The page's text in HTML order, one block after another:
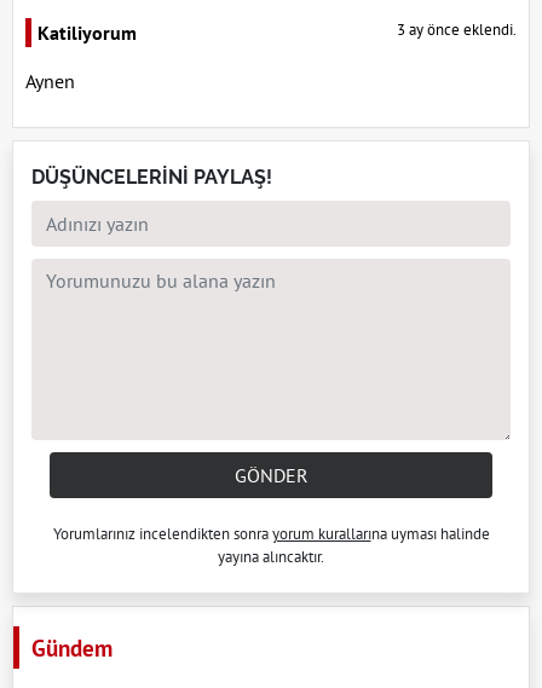
Katiliyorum 3 ay önce eklendi.
Aynen
DÜŞÜNCELERİNİ PAYLAŞ!
GÖNDER
Yorumlarınız incelendikten sonrayorum kurallarına uyması halinde
yayına alıncaktır.
Gündem